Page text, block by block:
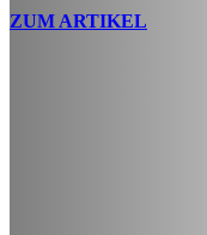
ZUM ARTIKEL